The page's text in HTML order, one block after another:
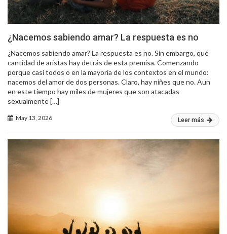
¿Nacemos sabiendo amar? La respuesta es no
¿Nacemos sabiendo amar? La respuesta es no. Sin embargo, qué
cantidad de aristas hay detrás de esta premisa. Comenzando
porque casi todos o en la mayoría de los contextos en el mundo:
nacemos del amor de dos personas. Claro, hay niñes que no. Aun
en este tiempo hay miles de mujeres que son atacadas
sexualmente […]
May 13, 2026 Leer más